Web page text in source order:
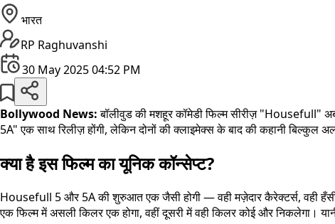
भारत
RP Raghuvanshi
30 May 2025 04:52 PM
Bollywood News:बॉलीवुड की मशहूर कॉमेडी फिल्म सीरीज़ "Housefull"
5A" एक साथ रिलीज़ होंगी, लेकिन दोनों की क्लाइमेक्स के बाद की कहानी बिल्कुल
क्या है इस फिल्म का यूनिक कॉन्सेप्ट?
Housefull 5 और 5A की शुरुआत एक जैसी होगी — वही मज़ेदार कैरेक्टर्स, वही
एक फिल्म में असली किलर एक होगा, वहीं दूसरी में वही किलर कोई और निकलेगा।